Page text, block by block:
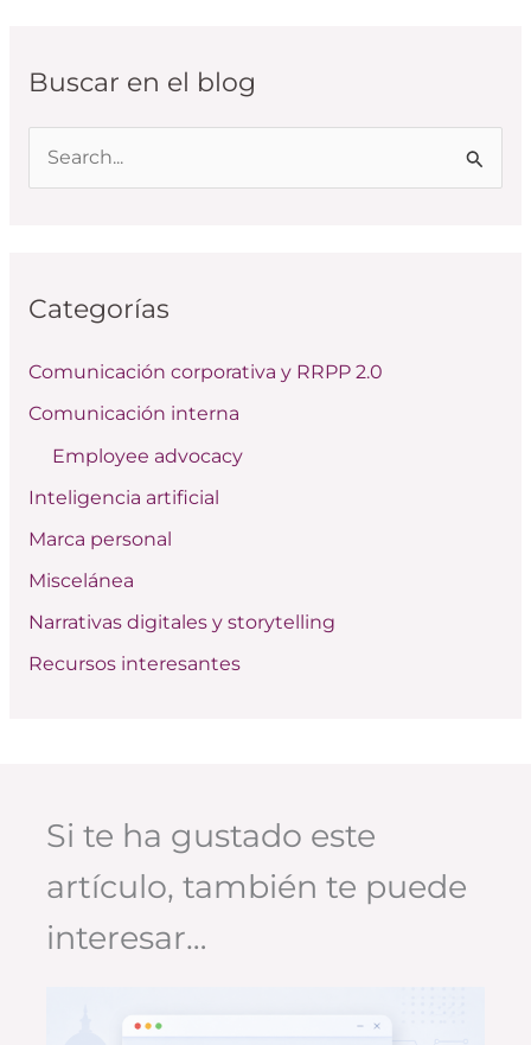
Buscar en el blog
a
p
o
:
Categorías
Comunicación corporativa y RRPP 2.0
Comunicación interna
Employee advocacy
Inteligencia artificial
Marca personal
Miscelánea
Narrativas digitales y storytelling
Recursos interesantes
Si te ha gustado este
artículo, también te puede
interesar…